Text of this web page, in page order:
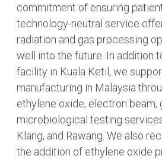
commitment of ensuring
technology-neutral service
radiation and gas processing
well into the future. In addition
facility in Kuala Ketil, we
manufacturing in Malaysia
ethylene oxide, electron beam,
microbiological testing
Klang, and Rawang. We also
the addition of ethylene oxide